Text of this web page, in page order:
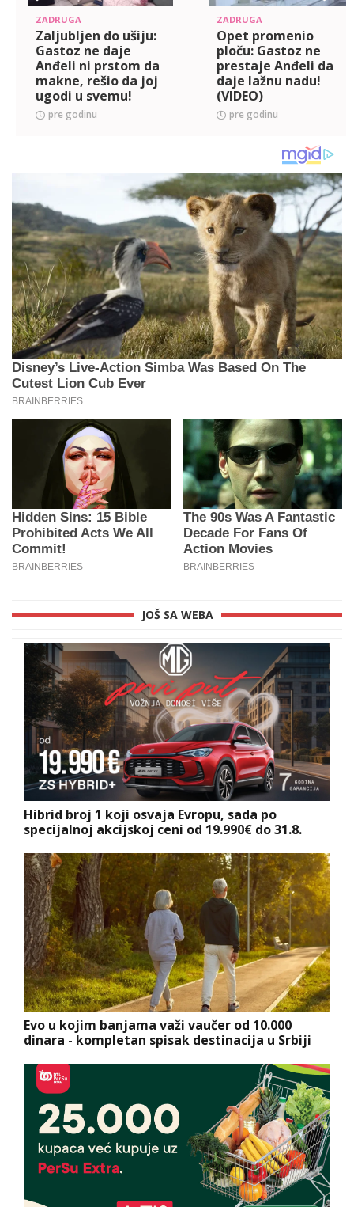
ZADRUGA
Zaljubljen do ušiju:
Gastoz ne daje
Anđeli ni prstom da
makne, rešio da joj
ugodi u svemu!
(VIDEO)
pre godinu
ZADRUGA
Opet promenio
ploču: Gastoz ne
prestaje Anđeli da
daje lažnu nadu!
(VIDEO)
pre godinu
JOŠ SA WEBA
Hibrid broj 1 koji osvaja Evropu, sada po
specijalnoj akcijskoj ceni od 19.990€ do 31.8.
Evo u kojim banjama važi vaučer od 10.000
dinara - kompletan spisak destinacija u Srbiji